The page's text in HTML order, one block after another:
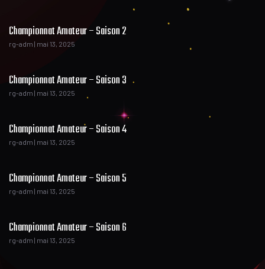
Championnat Amateur – Saison 2
rg-adm mai 13, 2025
Championnat Amateur – Saison 3
rg-adm mai 13, 2025
Championnat Amateur – Saison 4
rg-adm mai 13, 2025
Championnat Amateur – Saison 5
rg-adm mai 13, 2025
Championnat Amateur – Saison 6
rg-adm mai 13, 2025